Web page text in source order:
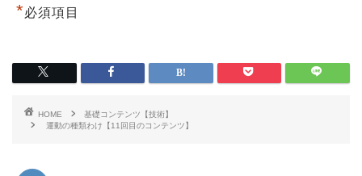
*必須項目
HOME
基礎コンテンツ【技術】
運動の種類わけ【11回目のコンテンツ】